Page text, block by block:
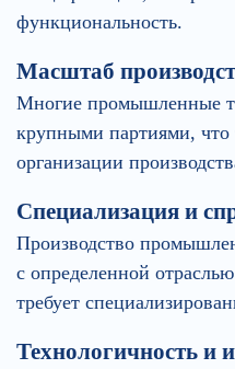
функциональность.
Масштаб
Многие промышленные
крупными партиями, что
организации
Специализация и
Производство
с определенной
требует
Технологичность и